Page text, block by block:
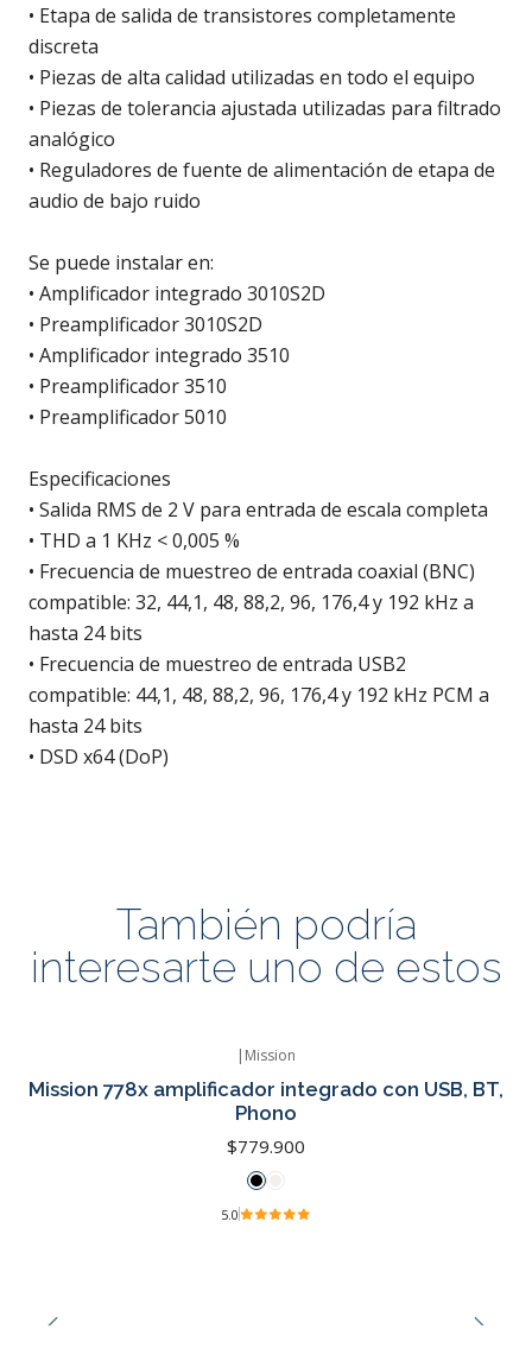
• Etapa de salida de transistores completamente
discreta
• Piezas de alta calidad utilizadas en todo el equipo
• Piezas de tolerancia ajustada utilizadas para filtrado
analógico
• Reguladores de fuente de alimentación de etapa de
audio de bajo ruido
Se puede instalar en:
• Amplificador integrado 3010S2D
• Preamplificador 3010S2D
• Amplificador integrado 3510
• Preamplificador 3510
• Preamplificador 5010
Especificaciones
• Salida RMS de 2 V para entrada de escala completa
• THD a 1 KHz < 0,005 %
• Frecuencia de muestreo de entrada coaxial (BNC)
compatible: 32, 44,1, 48, 88,2, 96, 176,4 y 192 kHz a
hasta 24 bits
• Frecuencia de muestreo de entrada USB2
compatible: 44,1, 48, 88,2, 96, 176,4 y 192 kHz PCM a
hasta 24 bits
• DSD x64 (DoP)
También podría
interesarte uno de estos
| Mission
Mission 778x amplificador integrado con USB, BT,
Phono
$779.900
5.0